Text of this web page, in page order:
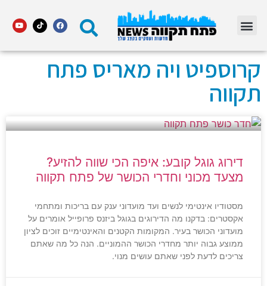
קרוספיט ויה מאריס פתח
תקווה
דירוג גוגל קובע: איפה הכי שווה להזיע?
מצעד מכוני וחדרי הכושר של פתח תקווה
מסטודיו אינטימי לנשים ועד מועדוני ענק עם בריכות ומתחמי
אקסטרים: בדקנו מה הדירוגים בגוגל ביזנס פרופייל אומרים על
מועדוני הכושר בעיר. המקומות הקטנים והאינטימיים זוכים לציון
ממוצע גבוה יותר מחדרי הכושר ההמוניים. הנה כל מה שאתם
צריכים לדעת לפני שאתם עושים מנוי.